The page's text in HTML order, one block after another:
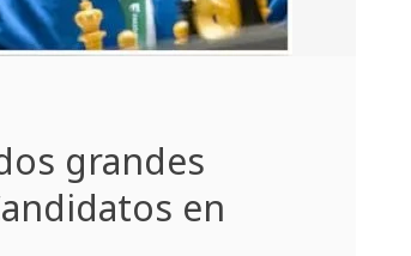
grandes
en